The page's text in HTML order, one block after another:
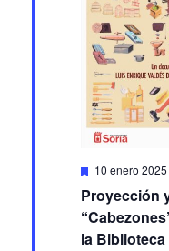
Featured
10 enero
Proyección
la